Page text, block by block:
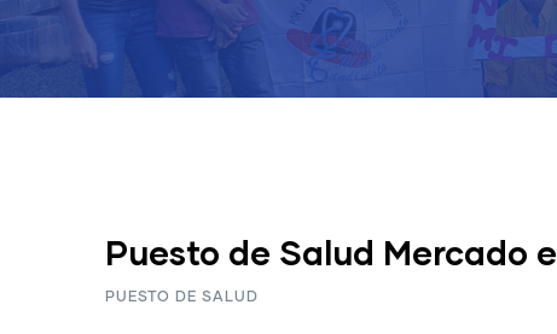
Puesto de Salud Mercado
PUESTO DE SALUD